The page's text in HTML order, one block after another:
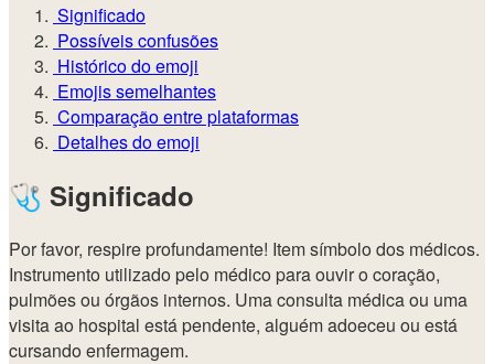
Significado
Possíveis confusões
Histórico do emoji
Emojis semelhantes
Comparação entre plataformas
Detalhes do emoji
🩺 Significado
Por favor, respire profundamente! Item símbolo dos médicos.
Instrumento utilizado pelo médico para ouvir o coração,
pulmões ou órgãos internos. Uma consulta médica ou uma
visita ao hospital está pendente, alguém adoeceu ou está
cursando enfermagem.